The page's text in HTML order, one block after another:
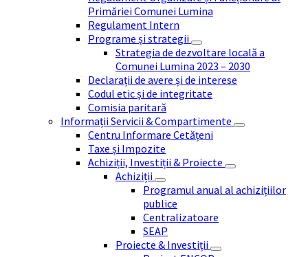
Primăriei Comunei Lumina
Regulament Intern
Programe și strategii
Strategia de dezvoltare locală a
Comunei Lumina 2023 – 2030
Declarații de avere și de interese
Codul etic și de integritate
Comisia paritară
Informații Servicii & Compartimente
Centru Informare Cetățeni
Taxe și Impozite
Achiziții, Investiții & Proiecte
Achiziții
Programul anual al achizițiilor
publice
Centralizatoare
SEAP
Proiecte & Investiții